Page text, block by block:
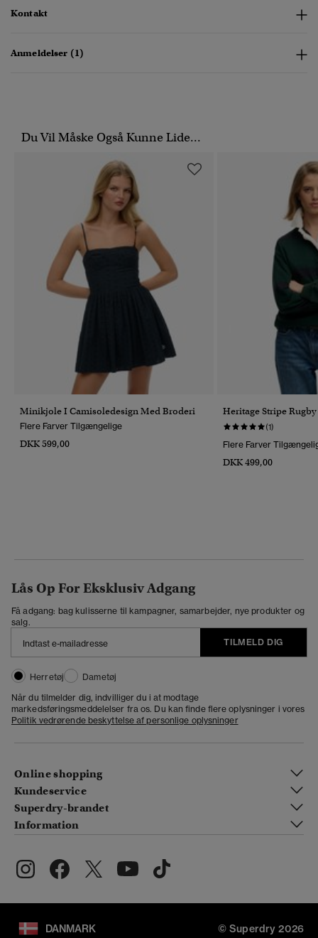
Kontakt
Anmeldelser (1)
Du Vil Måske Også Kunne Lide...
Minikjole I Camisoledesign Med Broderi
Flere Farver Tilgængelige
DKK 599,00
Heritage Stripe
(1)
Flere Farver
DKK 499,00
Lås Op For Eksklusiv Adgang
Få adgang: bag kulisserne til kampagner, samarbejder, nye produkter og
salg.
TILMELD DIG
Herretøj
Dametøj
Når du tilmelder dig, indvilliger du i at modtage
markedsføringsmeddelelser fra os. Du kan finde flere oplysninger i vores
Politik vedrørende beskyttelse af personlige oplysninger
Online shopping
Kundeservice
Superdry-brandet
Information
DANMARK © Superdry 2026